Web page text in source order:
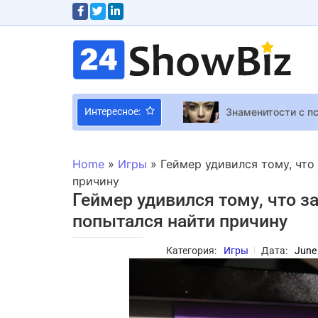
Интересное:
Знаменитости с
“Антитіла”,
Разрыв с
Звезда
Dead Island 2
Заказан
Кейт Миддлтон и
Home » Игры » Геймер удивился тому,
причину
Геймер удивился тому, что
попытался найти причину
Категория: Игры Дата: June